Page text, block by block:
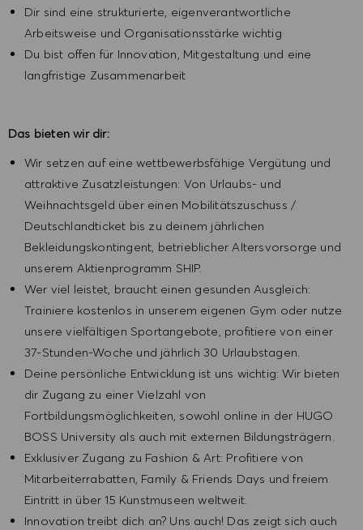
Dir sind eine strukturierte, eigenverantwortliche
Arbeitsweise und Organisationsstärke wichtig
Du bist offen für Innovation, Mitgestaltung und eine
langfristige Zusammenarbeit
Das bieten wir dir:
Wir setzen auf eine wettbewerbsfähige Vergütung und
attraktive Zusatzleistungen: Von Urlaubs- und
Weihnachtsgeld über einen Mobilitätszuschuss /
Deutschlandticket bis zu deinem jährlichen
Bekleidungskontingent, betrieblicher Altersvorsorge und
unserem Aktienprogramm SHIP.
Wer viel leistet, braucht einen gesunden Ausgleich:
Trainiere kostenlos in unserem eigenen Gym oder nutze
unsere vielfältigen Sportangebote, profitiere von einer
37-Stunden-Woche und jährlich 30 Urlaubstagen.
Deine persönliche Entwicklung ist uns wichtig: Wir bieten
dir Zugang zu einer Vielzahl von
Fortbildungsmöglichkeiten, sowohl online in der HUGO
BOSS University als auch mit externen Bildungsträgern.
Exklusiver Zugang zu Fashion & Art: Profitiere von
Mitarbeiterrabatten, Family & Friends Days und freiem
Eintritt in über 15 Kunstmuseen weltweit.
Innovation treibt dich an? Uns auch! Das zeigt sich auch